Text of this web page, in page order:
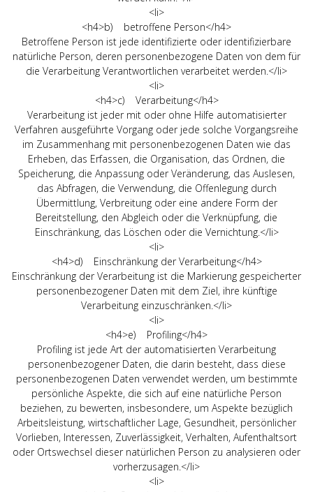
<li>
<h4>b) betroffene Person</h4>
Betroffene Person ist jede identifizierte oder identifizierbare
natürliche Person, deren personenbezogene Daten von dem für
die Verarbeitung Verantwortlichen verarbeitet werden.</li>
<li>
<h4>c) Verarbeitung</h4>
Verarbeitung ist jeder mit oder ohne Hilfe automatisierter
Verfahren ausgeführte Vorgang oder jede solche Vorgangsreihe
im Zusammenhang mit personenbezogenen Daten wie das
Erheben, das Erfassen, die Organisation, das Ordnen, die
Speicherung, die Anpassung oder Veränderung, das Auslesen,
das Abfragen, die Verwendung, die Offenlegung durch
Übermittlung, Verbreitung oder eine andere Form der
Bereitstellung, den Abgleich oder die Verknüpfung, die
Einschränkung, das Löschen oder die Vernichtung.</li>
<li>
<h4>d) Einschränkung der Verarbeitung</h4>
Einschränkung der Verarbeitung ist die Markierung gespeicherter
personenbezogener Daten mit dem Ziel, ihre künftige
Verarbeitung einzuschränken.</li>
<li>
<h4>e) Profiling</h4>
Profiling ist jede Art der automatisierten Verarbeitung
personenbezogener Daten, die darin besteht, dass diese
personenbezogenen Daten verwendet werden, um bestimmte
persönliche Aspekte, die sich auf eine natürliche Person
beziehen, zu bewerten, insbesondere, um Aspekte bezüglich
Arbeitsleistung, wirtschaftlicher Lage, Gesundheit, persönlicher
Vorlieben, Interessen, Zuverlässigkeit, Verhalten, Aufenthaltsort
oder Ortswechsel dieser natürlichen Person zu analysieren oder
vorherzusagen.</li>
<li>